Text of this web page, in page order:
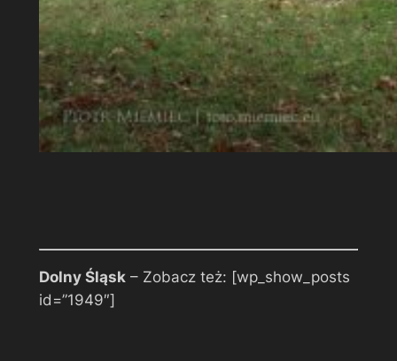
Dolny Śląsk– Zobacz też: [wp_show_posts
id=”1949″]